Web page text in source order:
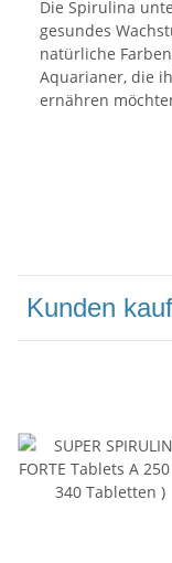
Die Spirulina
gesundes
natürliche
Aquarianer, die
ernähren
Kunden